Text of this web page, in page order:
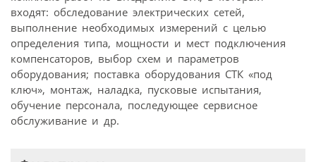
входят: обследование электрических сетей,
выполнение необходимых измерений с целью
определения типа, мощности и мест подключения
компенсаторов, выбор схем и параметров
оборудования; поставка оборудования СТК «под
ключ», монтаж, наладка, пусковые испытания,
обучение персонала, последующее сервисное
обслуживание и др.